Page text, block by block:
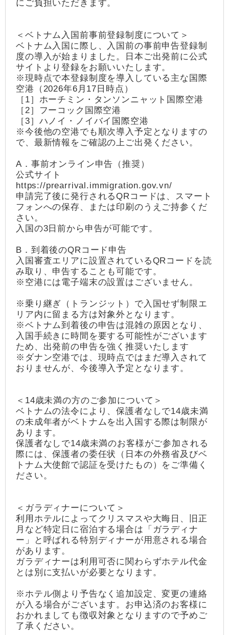
にご負担いただきます。
＜ベトナム入国前事前登録制度について＞
ベトナム入国に際し、入国前の事前申告登録制
度の導入が始まりました。日本ご出発前に公式
サイトより登録をお願いいたします。
※現時点で本登録制度を導入している主な国際
空港（2026年6月17日時点）
［1］ホーチミン・タンソンニャット国際空港
［2］フーコック国際空港
［3］ハノイ・ノイバイ国際空港
※今後他の空港でも順次導入予定となりますの
で、最新情報をご確認の上ご出発ください。
A．事前オンライン申告（推奨）
公式サイト
https://prearrival.immigration.gov.vn/
申請完了後に発行されるQRコードは、スマート
フォンへの保存、または印刷のうえご持参くだ
さい。
入国の3日前から申告が可能です。
B．到着後のQRコード申告
入国審査エリアに設置されているQRコードを読
み取り、申告することも可能です。
※空港には電子端末の設置はございません。
※乗り継ぎ（トランジット）で入国せず制限エ
リア内に留まる方は対象外となります。
※ベトナム到着後の申告は混雑の原因となり、
入国手続きに時間を要する可能性がございます
ため、出発前の申告を強く推奨いたします
※ダナン空港では、現時点ではまだ導入されて
おりませんが、今後導入予定となります。
＜14歳未満の方のご参加について＞
ベトナムの法令により、保護者なしで14歳未満
の未成年者がベトナムを出入国する際は制限が
あります。
保護者なしで14歳未満のお客様がご参加される
際には、保護者の委任状（日本の外務省及びベ
トナム大使館で認証を受けたもの）をご準備く
ださい。
＜ガラディナーについて＞
利用ホテルによってクリスマスや大晦日、旧正
月など特定日に宿泊する場合は「ガラディナ
ー」と呼ばれる特別ディナーが用意される場合
があります。
ガラディナーは利用可否に関わらずホテル代金
とは別に支払いが必要となります。
※ホテル側より予告なく追加設定、変更の連絡
が入る場合がございます。お申込済のお客様に
おかれましても徴収対象となりますので予めご
了承ください。